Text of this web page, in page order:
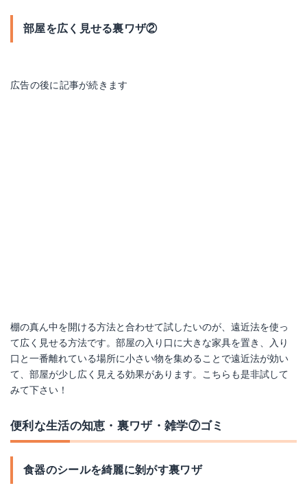
部屋を広く見せる裏ワザ②
広告の後に記事が続きます
棚の真ん中を開ける方法と合わせて試したいのが、遠近法を使っ
て広く見せる方法です。部屋の入り口に大きな家具を置き、入り
口と一番離れている場所に小さい物を集めることで遠近法が効い
て、部屋が少し広く見える効果があります。こちらも是非試して
みて下さい！
便利な生活の知恵・裏ワザ・雑学⑦ゴミ
食器のシールを綺麗に剝がす裏ワザ